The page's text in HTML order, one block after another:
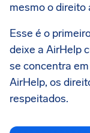
mesmo o direito
Esse é o
deixe a AirHelp
se concentra
AirHelp, os
respeitados.